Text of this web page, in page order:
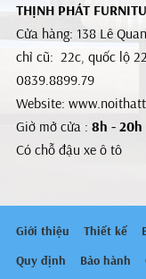
THỊNH PHÁT
Cửa hàng: 138 Lê
chỉ cũ: 22c, quốc lộ
0839.8899.79
Website:
Giờ mở cửa : 8h - 20h
Có chỗ đậu xe ô tô
Giới thiệu Thiết kế
Quy định
Bảo hành